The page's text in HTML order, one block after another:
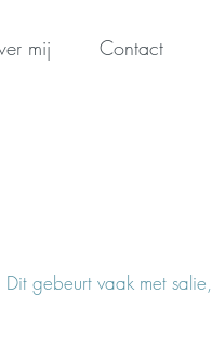
mij Contact
gebeurt vaak met salie,